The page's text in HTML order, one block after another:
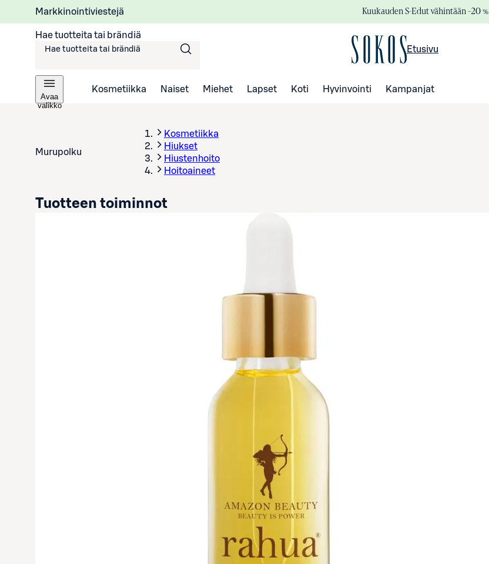
Markkinointiviestejä Kuukauden S-Edut vähintään –20 %
Hae tuotteita tai brändiä
Etusivu
Avaa
valikko
Kosmetiikka Naiset Miehet Lapset Koti Hyvinvointi Kampanjat
Murupolku
Kosmetiikka
Hiukset
Hiustenhoito
Hoitoaineet
Tuotteen toiminnot